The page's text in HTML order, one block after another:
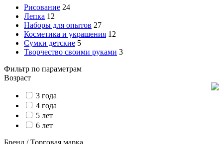
Рисование 24
Лепка 12
Наборы для опытов 27
Косметика и украшения 12
Сумки детские 5
Творчество своими руками 3
Фильтр по параметрам
Возраст
3 года
4 года
5 лет
6 лет
Бренд / Торговая марка